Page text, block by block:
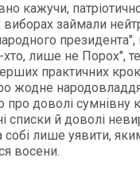
кажучи,
виборах займали
президента",
хто, лише не Порох",
практичних
жодне
доволі сумнівну
списки й доволі
лише уявити,
восени.